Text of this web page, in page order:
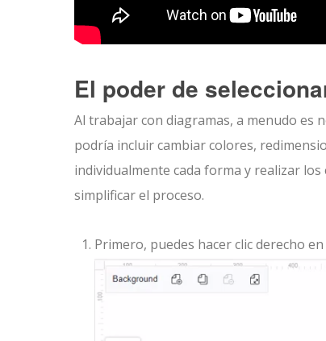
El poder de
Al trabajar con diagramas, a menudo es
podría incluir cambiar colores,
individualmente cada forma y realizar
simplificar el proceso.
Primero, puedes hacer clic derecho